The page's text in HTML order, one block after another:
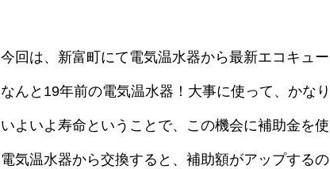
今回は、新富町にて電気温水器から最新エコキュー
なんと19年前の電気温水器！大事に使って、かな
いよいよ寿命ということで、この機会に補助金を使
電気温水器から交換すると、補助額がアップする